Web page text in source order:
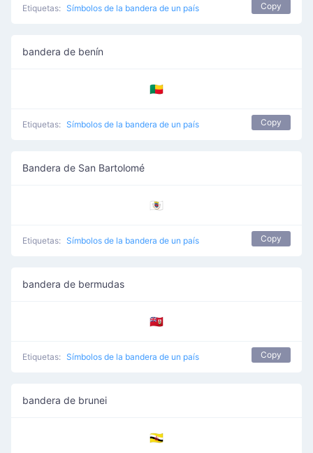
Etiquetas: Símbolos de la bandera de un país Copy
bandera de benín
🇧🇯
Etiquetas: Símbolos de la bandera de un país Copy
Bandera de San Bartolomé
🇧🇱
Etiquetas: Símbolos de la bandera de un país Copy
bandera de bermudas
🇧🇲
Etiquetas: Símbolos de la bandera de un país Copy
bandera de brunei
🇧🇳